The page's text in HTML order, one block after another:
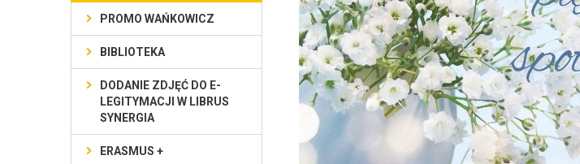
PROMO WAŃKOWICZ
BIBLIOTEKA
DODANIE ZDJĘĆ DO E-
LEGITYMACJI W LIBRUS
SYNERGIA
ERASMUS +